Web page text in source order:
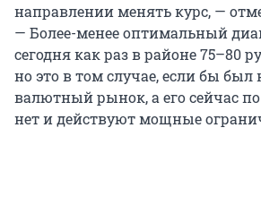
направлении менять курс, —
— Более-менее оптимальный
сегодня как раз в районе 75–80
но это в том случае, если бы был
валютный рынок, а его сейчас
нет и действуют мощные